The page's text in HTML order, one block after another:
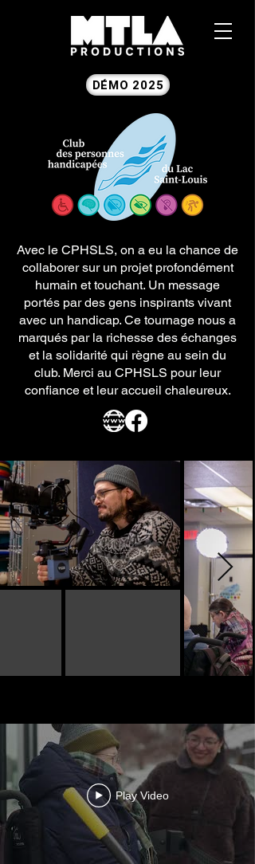
DÉMO 2025
Avec le CPHSLS, on a eu la chance de
collaborer sur un projet profondément
humain et touchant. Un message
portés par des gens inspirants vivant
avec un handicap. Ce tournage nous a
marqués par la richesse des échanges
et la solidarité qui règne au sein du
club. Merci au CPHSLS pour leur
confiance et leur accueil chaleureux.
Play Video